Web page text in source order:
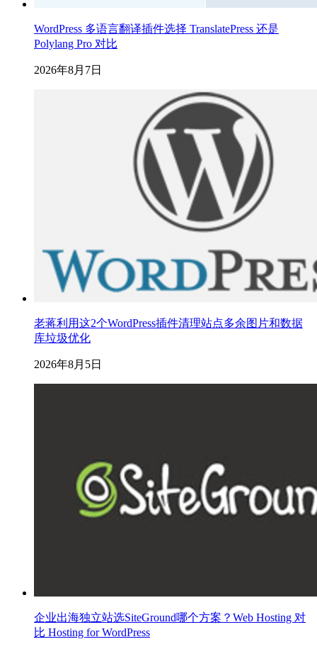
WordPress 多语言翻译插件选择 TranslatePress 还是
Polylang Pro 对比
2026年8月7日
老蒋利用这2个WordPress插件清理站点多余图片和数据
库垃圾优化
2026年8月5日
企业出海独立站选SiteGround哪个方案？Web Hosting 对
比 Hosting for WordPress